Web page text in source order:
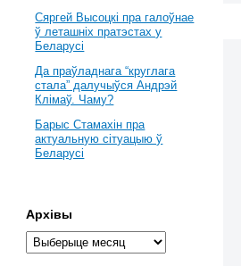
Сяргей Высоцкі пра галоўнае
ў леташніх пратэстах у
Беларусі
Да праўладнага “круглага
стала” далучыўся Андрэй
Клімаў. Чаму?
Барыс Стамахін пра
актуальную сітуацыю ў
Беларусі
Архівы